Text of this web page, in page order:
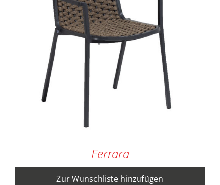
Ferrara
Zur Wunschliste hinzufügen